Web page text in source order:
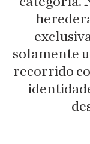
solamente
recorrido